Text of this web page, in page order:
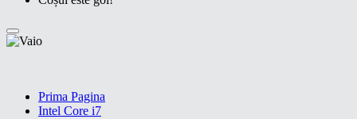
Prima Pagina
Intel Core i7